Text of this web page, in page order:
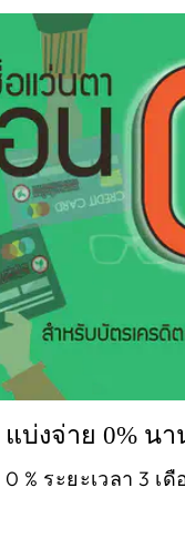
แบ่งจ่าย 0% นา
% ระยะเวลา 3 เ